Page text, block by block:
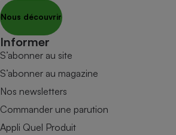
Nous découvrir
Informer
S’abonner au site
S’abonner au magazine
Nos newsletters
Commander une parution
Appli Quel Produit